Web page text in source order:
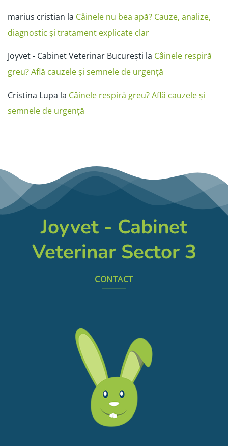
marius cristian la Câinele nu bea apă? Cauze, analize,
diagnostic și tratament explicate clar
Joyvet - Cabinet Veterinar București la Câinele respiră
greu? Află cauzele și semnele de urgență
Cristina Lupa la Câinele respiră greu? Află cauzele și
semnele de urgență
Joyvet - Cabinet
Veterinar Sector 3
CONTACT